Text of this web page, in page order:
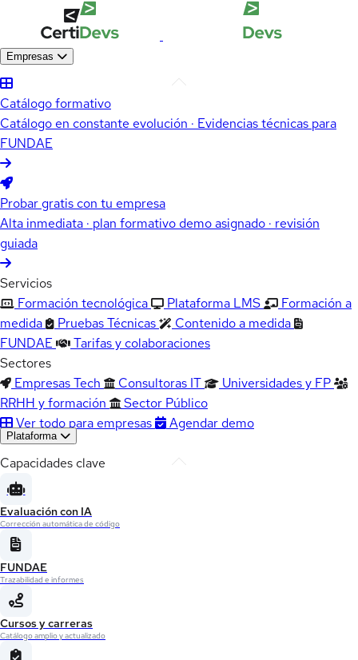
Empresas
Catálogo formativo
Catálogo en constante evolución · Evidencias técnicas para
FUNDAE
Probar gratis con tu empresa
Alta inmediata · plan formativo demo asignado · revisión
guiada
Servicios
Formación tecnológica
Plataforma LMS
Formación a
medida
Pruebas Técnicas
Contenido a medida
FUNDAE
Tarifas y colaboraciones
Sectores
Empresas Tech
Consultoras IT
Universidades y FP
RRHH y formación
Sector Público
Ver todo para empresas
Agendar demo
Plataforma
Capacidades clave
Evaluación con IA
Corrección automática de código
FUNDAE
Trazabilidad e informes
Cursos y carreras
Catálogo amplio y actualizado